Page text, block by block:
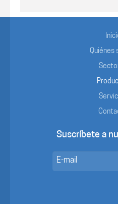
Quiénes
Suscríbete a